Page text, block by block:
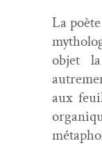
La
objet
aux